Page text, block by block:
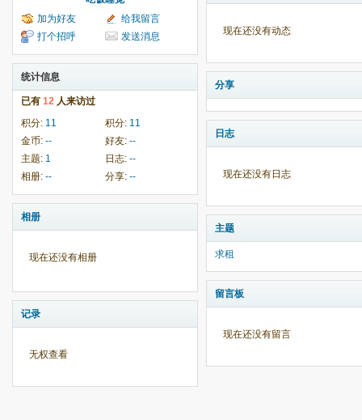
加为好友
给我留言
打个招呼
发送消息
统计信息
已有 12 人来访过
积分: 11 积分: 11
金币: -- 好友: --
主题: 1 日志: --
相册: -- 分享: --
相册
现在还没有相册
记录
无权查看
现在还没有动态
分享
日志
现在还没有日志
主题
求租
留言板
现在还没有留言